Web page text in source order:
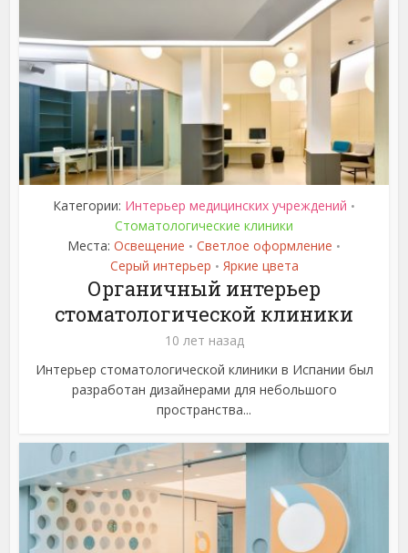
Категории: Интерьер медицинских учреждений •
Стоматологические клиники
Места: Освещение • Светлое оформление •
Серый интерьер • Яркие цвета
Органичный интерьер
стоматологической клиники
10 лет назад
Интерьер стоматологической клиники в Испании был
разработан дизайнерами для небольшого
пространства...